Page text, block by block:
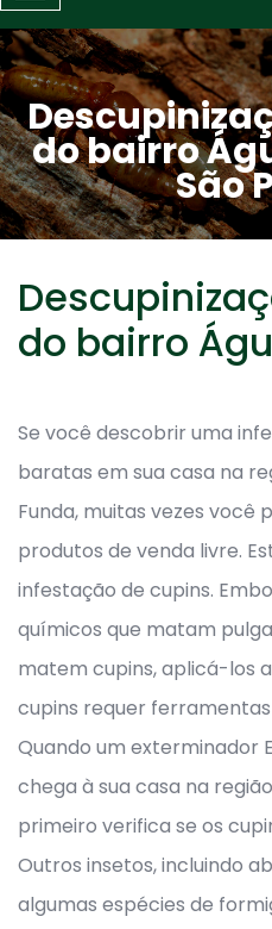
do bairro
São
do bairro
Se você descobrir uma
baratas em sua casa na
Funda, muitas vezes você
produtos de venda livre.
infestação de cupins.
químicos que matam
matem cupins, aplicá-los
cupins requer
Quando um exterminador
chega à sua casa na
primeiro verifica se os
Outros insetos, incluindo
algumas espécies de